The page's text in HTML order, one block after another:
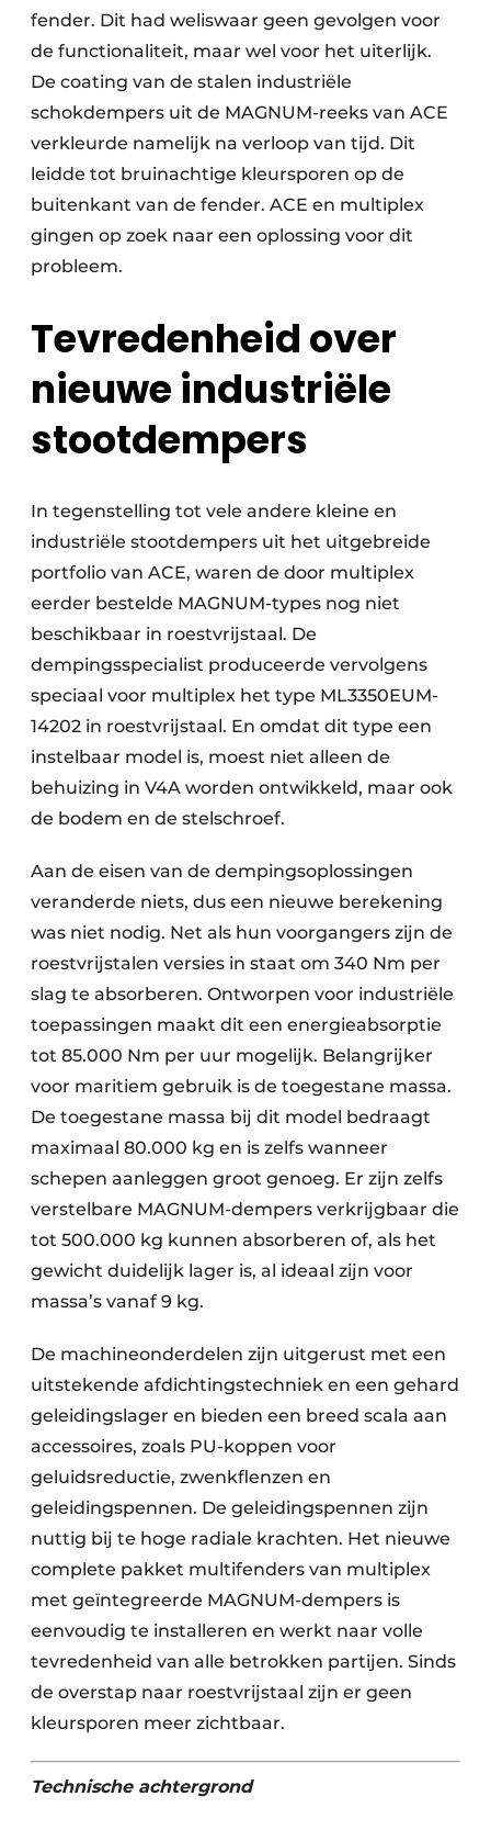
fender. Dit had weliswaar geen gevolgen voor
de functionaliteit, maar wel voor het uiterlijk.
De coating van de stalen industriële
schokdempers uit de MAGNUM-reeks van ACE
verkleurde namelijk na verloop van tijd. Dit
leidde tot bruinachtige kleursporen op de
buitenkant van de fender. ACE en multiplex
gingen op zoek naar een oplossing voor dit
probleem.
Tevredenheid over
nieuwe industriële
stootdempers
In tegenstelling tot vele andere kleine en
industriële stootdempers uit het uitgebreide
portfolio van ACE, waren de door multiplex
eerder bestelde MAGNUM-types nog niet
beschikbaar in roestvrijstaal. De
dempingsspecialist produceerde vervolgens
speciaal voor multiplex het type ML3350EUM-
14202 in roestvrijstaal. En omdat dit type een
instelbaar model is, moest niet alleen de
behuizing in V4A worden ontwikkeld, maar ook
de bodem en de stelschroef.
Aan de eisen van de dempingsoplossingen
veranderde niets, dus een nieuwe berekening
was niet nodig. Net als hun voorgangers zijn de
roestvrijstalen versies in staat om 340 Nm per
slag te absorberen. Ontworpen voor industriële
toepassingen maakt dit een energieabsorptie
tot 85.000 Nm per uur mogelijk. Belangrijker
voor maritiem gebruik is de toegestane massa.
De toegestane massa bij dit model bedraagt
maximaal 80.000 kg en is zelfs wanneer
schepen aanleggen groot genoeg. Er zijn zelfs
verstelbare MAGNUM-dempers verkrijgbaar die
tot 500.000 kg kunnen absorberen of, als het
gewicht duidelijk lager is, al ideaal zijn voor
massa’s vanaf 9 kg.
De machineonderdelen zijn uitgerust met een
uitstekende afdichtingstechniek en een gehard
geleidingslager en bieden een breed scala aan
accessoires, zoals PU-koppen voor
geluidsreductie, zwenkflenzen en
geleidingspennen. De geleidingspennen zijn
nuttig bij te hoge radiale krachten. Het nieuwe
complete pakket multifenders van multiplex
met geïntegreerde MAGNUM-dempers is
eenvoudig te installeren en werkt naar volle
tevredenheid van alle betrokken partijen. Sinds
de overstap naar roestvrijstaal zijn er geen
kleursporen meer zichtbaar.
Technische achtergrond